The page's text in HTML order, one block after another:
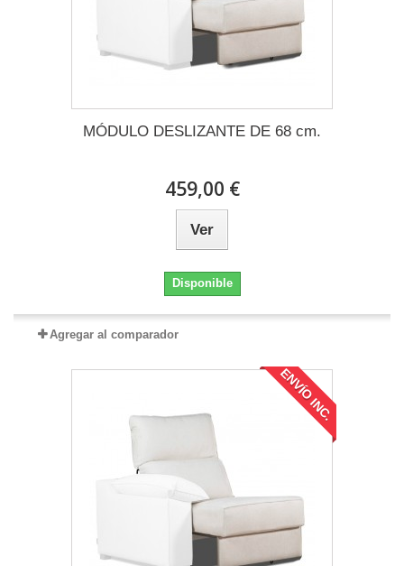
MÓDULO DESLIZANTE DE 68 cm.
459,00 €
Ver
Disponible
Agregar al comparador
ENVÍO INC.